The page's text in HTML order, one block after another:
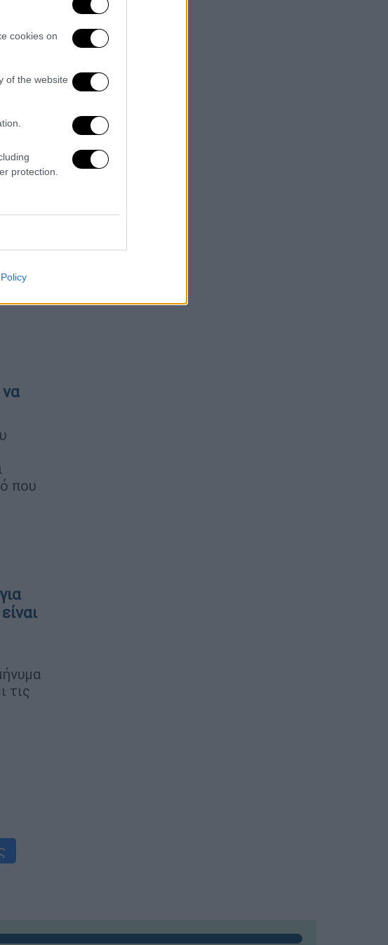
cookies on
of the website
protection.
της
τις
του
που
τις